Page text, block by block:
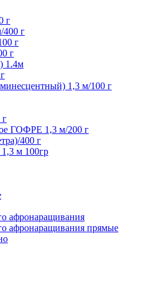
г
г
г
г
1.4м
1,3 м/100 г
г
ГОФРЕ 1,3 м/200 г
400 г
м 100гр
афронаращивания
афронаращивания прямые